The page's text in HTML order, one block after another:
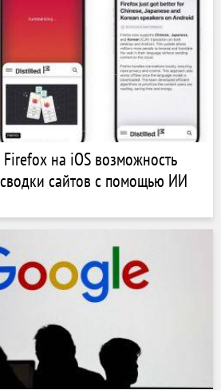
на iOS возможность
сводки сайтов с помощью ИИ